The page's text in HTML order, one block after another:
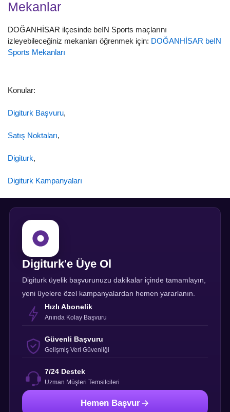
Mekanlar
DOĞANHİSAR ilçesinde beIN Sports maçlarını
izleyebileceğiniz mekanları öğrenmek için: DOĞANHİSAR beIN
Sports Mekanları
Konular:
Digiturk Başvuru,
Satış Noktaları,
Digiturk,
Digiturk Kampanyaları
Digiturk'e Üye Ol
Digiturk üyelik başvurunuzu dakikalar içinde tamamlayın,
yeni üyelere özel kampanyalardan hemen yararlanın.
Hızlı Abonelik
Anında Kolay Başvuru
Güvenli Başvuru
Gelişmiş Veri Güvenliği
7/24 Destek
Uzman Müşteri Temsilcileri
Hemen Başvur